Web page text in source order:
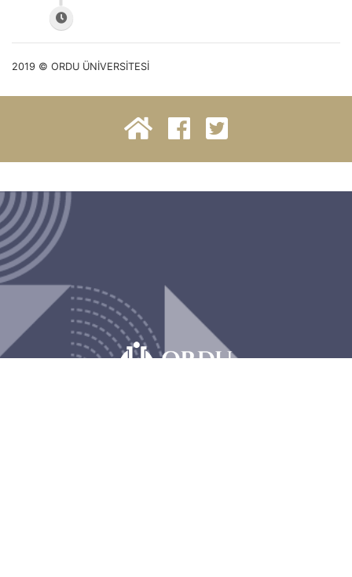
2019 © ORDU ÜNİVERSİTESİ